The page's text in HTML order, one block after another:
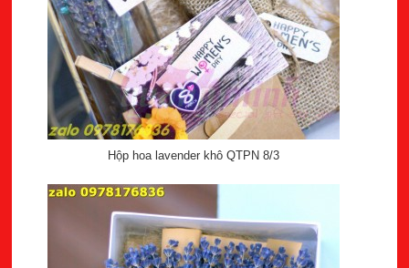
Hộp hoa lavender khô QTPN 8/3